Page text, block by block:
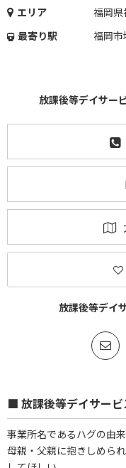
エリア
福岡県
最寄り駅
福岡市
放課後等デイサー
放課後等デイ
■ 放課後等デイサー
事業所名であるハグの由
母親・父親に抱きしめら